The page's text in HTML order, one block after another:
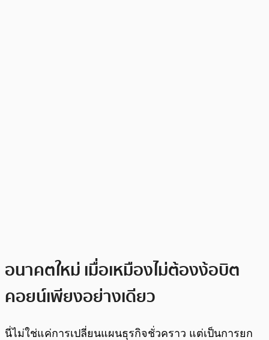
อนาคตใหม่ เมื่อเหมืองไม่ต้องง้อบิต
คอยน์เพียงอย่างเดียว
นี่ไม่ใช่แค่การเปลี่ยนแผนธุรกิจชั่วคราว แต่เป็นการยก